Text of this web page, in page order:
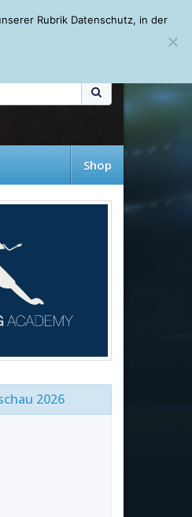
FAQ
Shop
2026
Rubrik Datenschutz, in der